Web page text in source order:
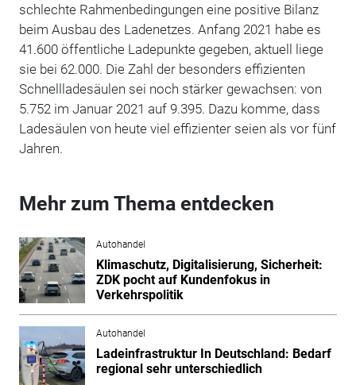
schlechte Rahmenbedingungen eine positive Bilanz
beim Ausbau des Ladenetzes. Anfang 2021 habe es
41.600 öffentliche Ladepunkte gegeben, aktuell liege
sie bei 62.000. Die Zahl der besonders effizienten
Schnellladesäulen sei noch stärker gewachsen: von
5.752 im Januar 2021 auf 9.395. Dazu komme, dass
Ladesäulen von heute viel effizienter seien als vor fünf
Jahren.
Mehr zum Thema entdecken
Autohandel
Klimaschutz, Digitalisierung, Sicherheit:
ZDK pocht auf Kundenfokus in
Verkehrspolitik
Autohandel
Ladeinfrastruktur In Deutschland: Bedarf
regional sehr unterschiedlich